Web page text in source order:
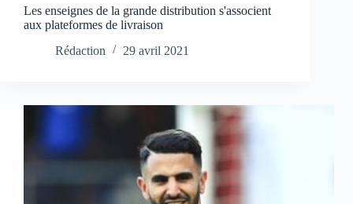
Les enseignes de la grande distribution s'associent
aux plateformes de livraison
Rédaction
29 avril 2021